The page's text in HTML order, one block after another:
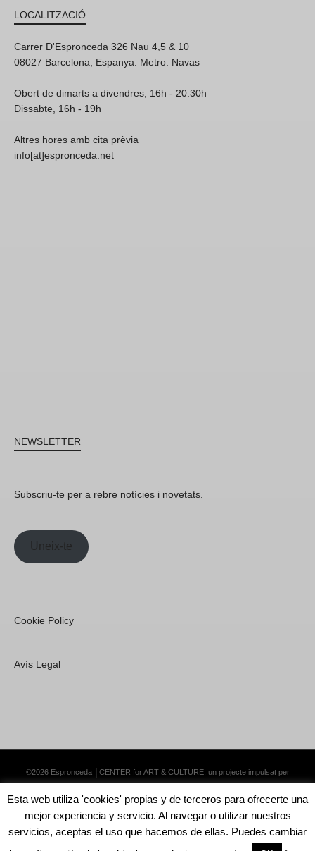
LOCALITZACIÓ
Carrer D'Espronceda 326 Nau 4,5 & 10
08027 Barcelona, Espanya. Metro: Navas
Obert de dimarts a divendres, 16h - 20.30h
Dissabte, 16h - 19h
Altres hores amb cita prèvia
info[at]espronceda.net
NEWSLETTER
Subscriu-te per a rebre notícies i novetats.
Uneix-te
Cookie Policy
Avís Legal
©2026 Espronceda │CENTER for ART & CULTURE; un projecte impulsat per
Esta web utiliza 'cookies' propias y de terceros para ofrecerte una
mejor experiencia y servicio. Al navegar o utilizar nuestros
servicios, aceptas el uso que hacemos de ellas. Puedes cambiar